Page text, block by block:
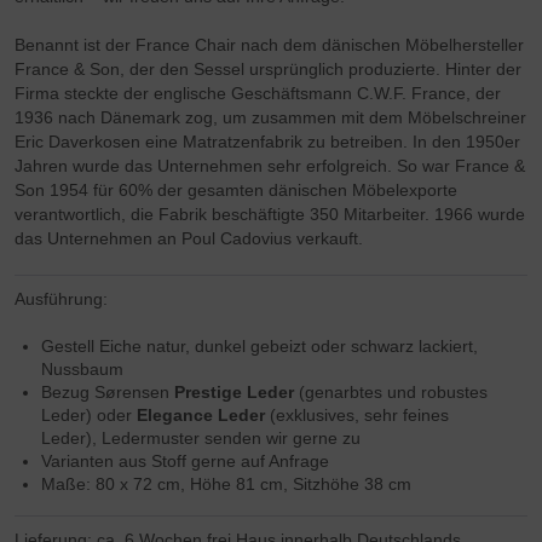
Benannt ist der France Chair nach dem dänischen Möbelhersteller
France & Son, der den Sessel ursprünglich produzierte. Hinter der
Firma steckte der englische Geschäftsmann C.W.F. France, der
1936 nach Dänemark zog, um zusammen mit dem Möbelschreiner
Eric Daverkosen eine Matratzenfabrik zu betreiben. In den 1950er
Jahren wurde das Unternehmen sehr erfolgreich. So war France &
Son 1954 für 60% der gesamten dänischen Möbelexporte
verantwortlich, die Fabrik beschäftigte 350 Mitarbeiter. 1966 wurde
das Unternehmen an Poul Cadovius verkauft.
Ausführung:
Gestell Eiche natur, dunkel gebeizt oder schwarz lackiert,
Nussbaum
Bezug Sørensen Prestige Leder (genarbtes und robustes
Leder) oder Elegance Leder (exklusives, sehr feines
Leder), Ledermuster senden wir gerne zu
Varianten aus Stoff gerne auf Anfrage
Maße: 80 x 72 cm, Höhe 81 cm, Sitzhöhe 38 cm